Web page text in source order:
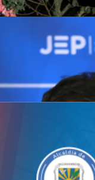
de las